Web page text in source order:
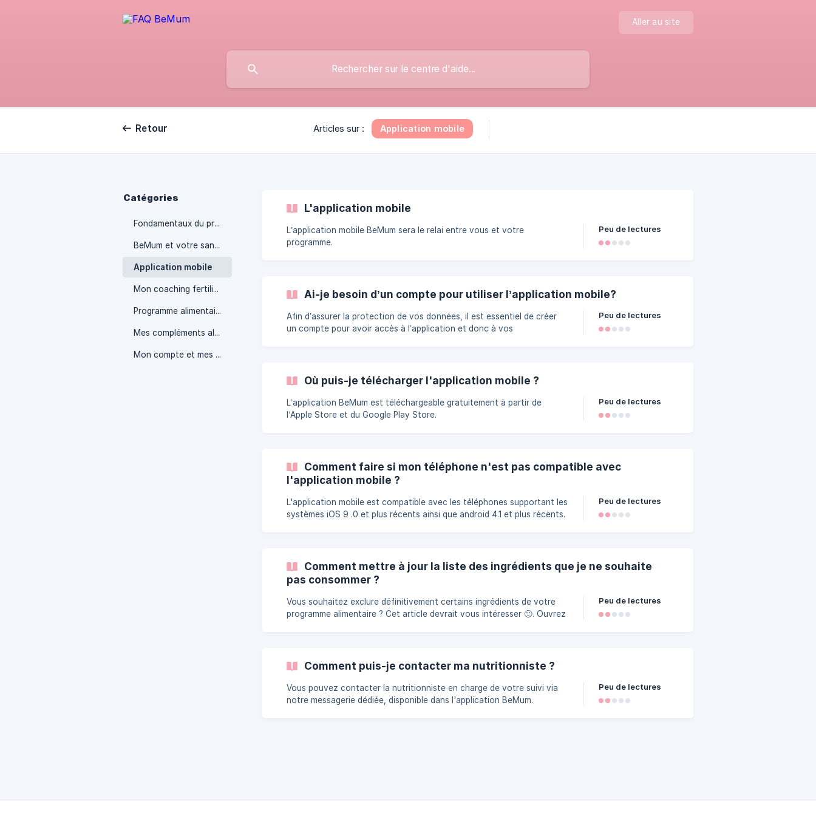
Aller au site
Retour Articles sur : Application mobile
Catégories
Fondamentaux du programme
BeMum et votre santé
Application mobile
Mon coaching fertilité
Programme alimentaire
Mes compléments alimentaires
Mon compte et mes données
L'application mobile
L’application mobile BeMum sera le relai entre vous et votre
programme.
Peu de lectures
Ai-je besoin d’un compte pour utiliser l’application mobile?
Afin d’assurer la protection de vos données, il est essentiel de créer
un compte pour avoir accès à l’application et donc à vos
Peu de lectures
Où puis-je télécharger l'application mobile ?
L’application BeMum est téléchargeable gratuitement à partir de
l’Apple Store et du Google Play Store.
Peu de lectures
Comment faire si mon téléphone n'est pas compatible avec
l'application mobile ?
L'application mobile est compatible avec les téléphones supportant les
systèmes iOS 9 .0 et plus récents ainsi que android 4.1 et plus récents.
effectuer votre suivi. Vous souhaitez de l'aide ? Appelez-nous au : 01
Peu de lectures
Comment mettre à jour la liste des ingrédients que je ne souhaite
pas consommer ?
Vous souhaitez exclure définitivement certains ingrédients de votre
programme alimentaire ? Cet article devrait vous intéresser 🙂. Ouvrez
recherche pour filtrer les ingrédients par nom Dans les résultats de la
recherche, cliquez sur les ingrédients à exclure. Cliquez sur le b
Peu de lectures
Comment puis-je contacter ma nutritionniste ?
Vous pouvez contacter la nutritionniste en charge de votre suivi via
notre messagerie dédiée, disponible dans l'application BeMum.
Peu de lectures